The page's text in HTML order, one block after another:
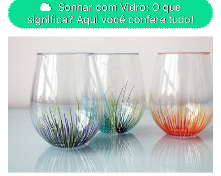
Sonhar com Vidro: O que
significa? Aqui você confere tudo!